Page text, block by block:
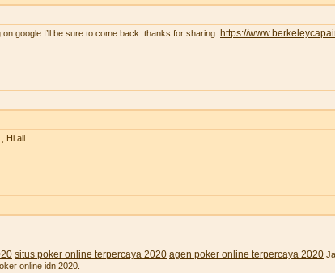
google I’ll be sure to come back. thanks for sharing. https://
, Hi all ... ..
situs poker online terpercaya 2020 agen poker online terpercaya 2020
online idn 2020.